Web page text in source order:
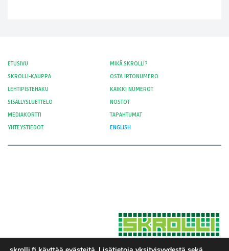
ETUSIVU
MIKÄ SKROLLI?
SKROLLI-KAUPPA
OSTA IRTONUMERO
LEHTIPISTEHAKU
KAIKKI NUMEROT
SISÄLLYSLUETTELO
NOSTOT
MEDIAKORTTI
TAPAHTUMAT
YHTEYSTIEDOT
ENGLISH